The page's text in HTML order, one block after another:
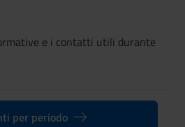
e i contatti utili durante
per periodo